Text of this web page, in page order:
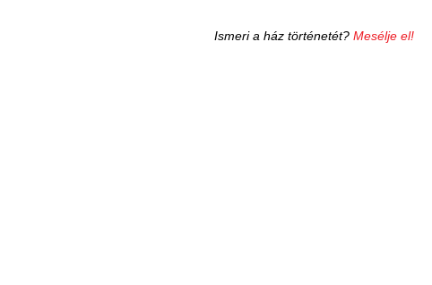
Ismeri a ház történetét? Mesélje el!